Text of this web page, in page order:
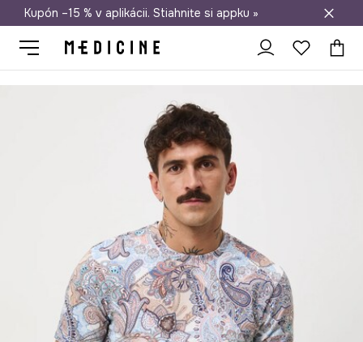
Doprava zadarmo od 50 €
Kupón –15 % v aplikácii. Stiahnite si appku »